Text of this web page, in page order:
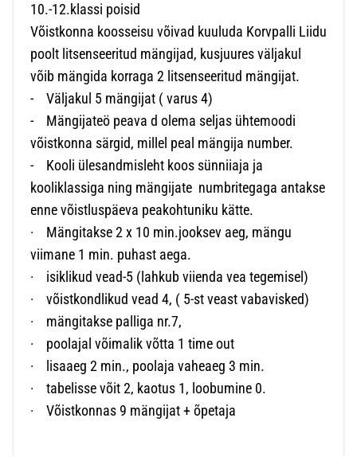
10.-12.klassi poisid
Võistkonna koosseisu võivad kuuluda Korvpalli Liidu
poolt litsenseeritud mängijad, kusjuures väljakul
võib mängida korraga 2 litsenseeritud mängijat.
- Väljakul 5 mängijat ( varus 4)
- Mängijateö peava d olema seljas ühtemoodi
võistkonna särgid, millel peal mängija number.
- Kooli ülesandmisleht koos sünniiaja ja
kooliklassiga ning mängijate numbritegaga antakse
enne võistluspäeva peakohtuniku kätte.
· Mängitakse 2 x 10 min.jooksev aeg, mängu
viimane 1 min. puhast aega.
· isiklikud vead-5 (lahkub viienda vea tegemisel)
· võistkondlikud vead 4, ( 5-st veast vabavisked)
· mängitakse palliga nr.7,
· poolajal võimalik võtta 1 time out
· lisaaeg 2 min., poolaja vaheaeg 3 min.
· tabelisse võit 2, kaotus 1, loobumine 0.
· Võistkonnas 9 mängijat + õpetaja